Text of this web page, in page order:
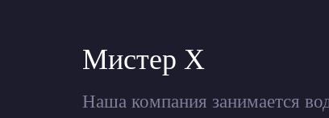
Мистер Х
Наша компания занимается